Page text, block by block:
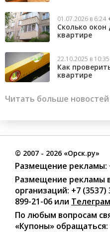
01.07.2026 в 6:24
Сколько
квартире
22.10.2025 в 10:35
Как
квартире
Читать больше
© 2007 - 2026 «Орск.ру»
Размещение рекламы:
Размещение рекламы
организаций: +7 (3537)
899-21-06 или
По любым вопросам
«Купоны» обращаться: